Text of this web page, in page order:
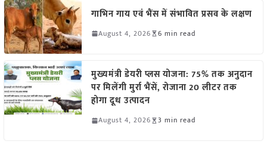
गाभिन गाय एवं भैंस में संभावित प्रसव के लक्षण
August 4, 2026 6 min read
मुख्यमंत्री डेयरी प्लस योजना: 75% तक अनुदान
पर मिलेंगी मुर्रा भैंसें, रोजाना 20 लीटर तक
होगा दूध उत्पादन
August 4, 2026 3 min read